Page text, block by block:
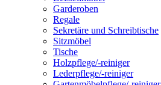
Garderoben
Regale
Sekretäre und Schreibtische
Sitzmöbel
Tische
Holzpflege/-reiniger
Lederpflege/-reiniger